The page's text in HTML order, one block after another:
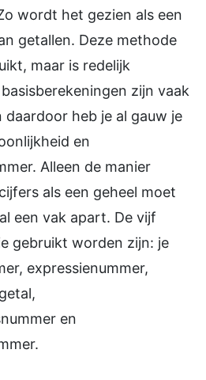
wordt het gezien als een
getallen. Deze methode
maar is redelijk
zijn vaak
daardoor heb je al gauw je
en
Alleen de manier
als een geheel moet
een vak apart. De vijf
gebruikt worden zijn: je
expressienummer,
en